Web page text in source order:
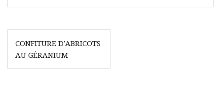
Navigation
de
l’article
CONFITURE D’ABRICOTS
AU GÉRANIUM